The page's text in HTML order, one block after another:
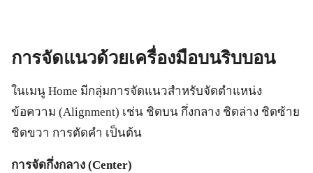
การจัดแนวด้วยเครื่องมือบนริบบอน
ในเมนู Home มีกลุ่มการจัดแนวสำหรับจัดตำแหน่ง
ข้อความ (Alignment) เช่น ชิดบน กึ่งกลาง ชิดล่าง ชิดซ้าย
ชิดขวา การตัดคำ เป็นต้น
การจัดกึ่งกลาง (Center)